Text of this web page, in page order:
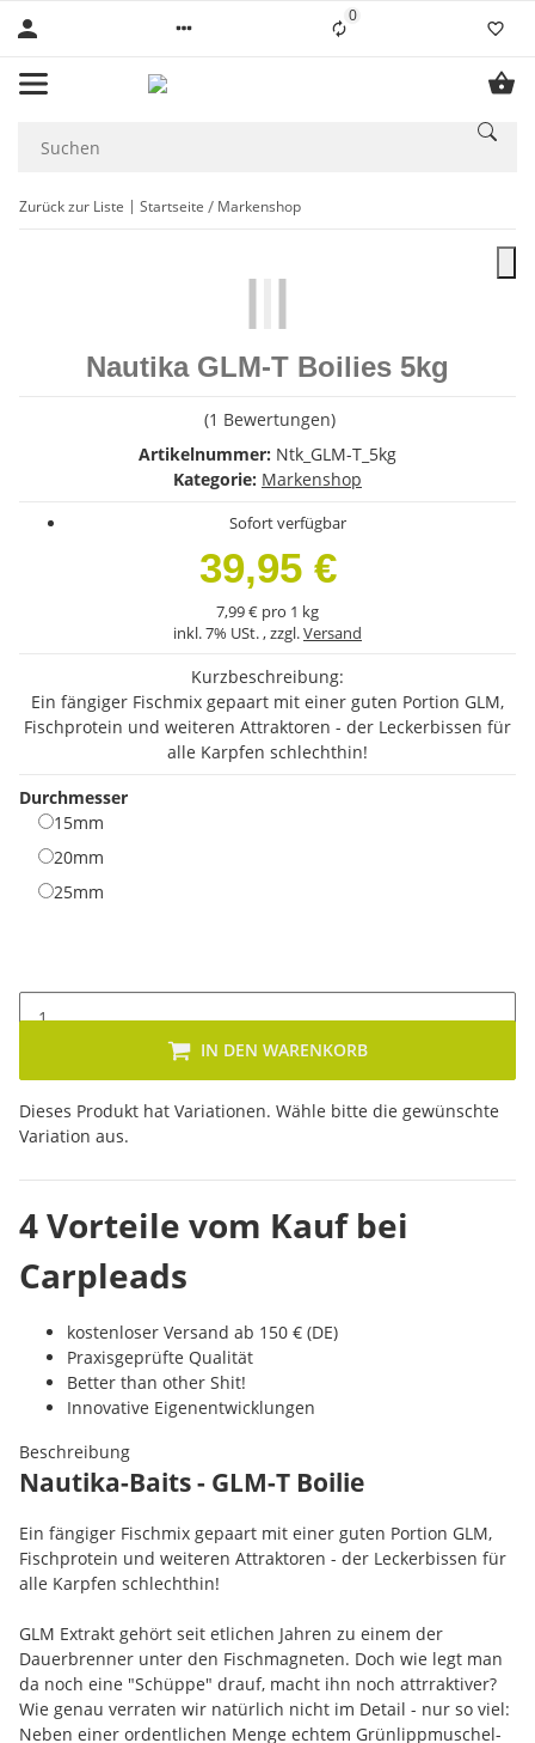
0Liste ist leer
Zurück zur Liste Startseite Markenshop
Nautika GLM-T Boilies 5kg
(1 Bewertungen)
Artikelnummer: Ntk_GLM-T_5kg
Kategorie: Markenshop
Sofort verfügbar
39,95 €
7,99 € pro 1 kg
inkl. 7% USt. , zzgl.Versand
Kurzbeschreibung:
Ein fängiger Fischmix gepaart mit einer guten Portion GLM,
Fischprotein und weiteren Attraktoren - der Leckerbissen für
alle Karpfen schlechthin!
Durchmesser
15mm
20mm
25mm
IN DEN WARENKORB
x
Dieses Produkt hat Variationen. Wähle bitte die gewünschte
Variation aus.
4 Vorteile vom Kauf bei
Carpleads
kostenloser Versand ab 150 € (DE)
Praxisgeprüfte Qualität
Better than other Shit!
Innovative Eigenentwicklungen
Beschreibung
Nautika-Baits - GLM-T Boilie
Ein fängiger Fischmix gepaart mit einer guten Portion GLM,
Fischprotein und weiteren Attraktoren - der Leckerbissen für
alle Karpfen schlechthin!
GLM Extrakt gehört seit etlichen Jahren zu einem der
Dauerbrenner unter den Fischmagneten. Doch wie legt man
da noch eine "Schüppe" drauf, macht ihn noch attrraktiver?
Wie genau verraten wir natürlich nicht im Detail - nur so viel:
Neben einer ordentlichen Menge echtem Grünlippmuschel-